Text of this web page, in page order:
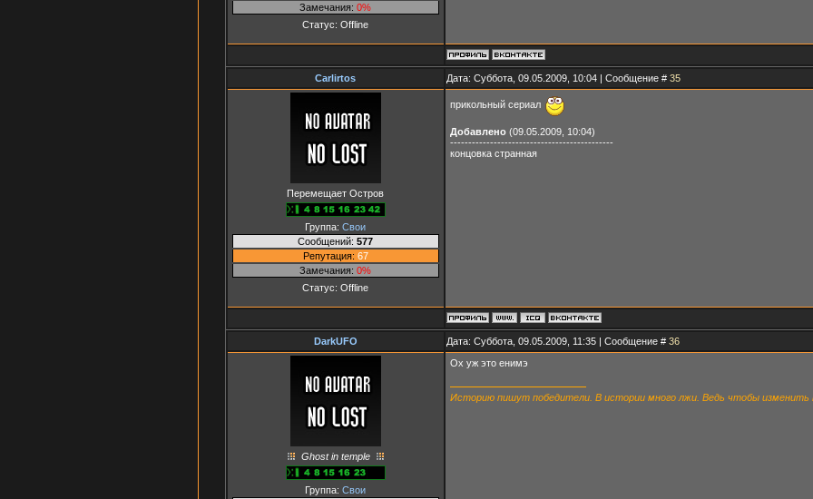
Замечания: 0%
Статус: Offline
Carlirtos Дата: Суббота, 09.05.2009, 10:04 | Сообщение # 35
Перемещает Остров
Группа: Свои
Сообщений: 577
Репутация: 67
Замечания: 0%
Статус: Offline
прикольный сериал
Добавлено(09.05.2009, 10:04)
---------------------------------------------
концовка странная
DarkUFO Дата: Суббота, 09.05.2009, 11:35 | Сообщение # 36
Ghost in temple
Группа: Свои
Ох уж это енимэ
Историю пишут победители. В истории много лжи. Ведь чтобы изменить